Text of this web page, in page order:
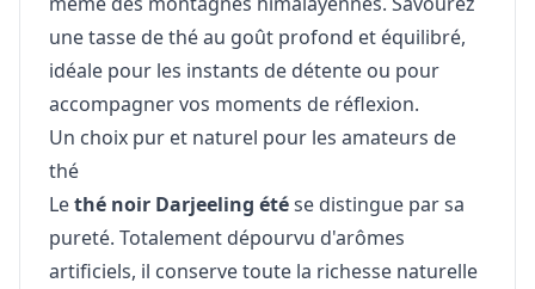
une tasse de thé au goût profond et équilibré,
idéale pour les instants de détente ou pour
accompagner vos moments de réflexion.
Un choix pur et naturel pour les amateurs de
thé
Lethé noir Darjeeling étése distingue par sa
pureté. Totalement dépourvu d'arômes
artificiels, il conserve toute la richesse naturelle